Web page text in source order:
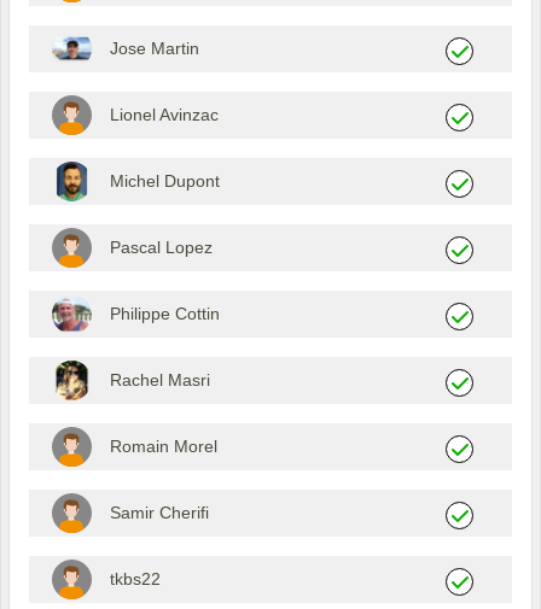
Jose Martin
Lionel Avinzac
Michel Dupont
Pascal Lopez
Philippe Cottin
Rachel Masri
Romain Morel
Samir Cherifi
tkbs22